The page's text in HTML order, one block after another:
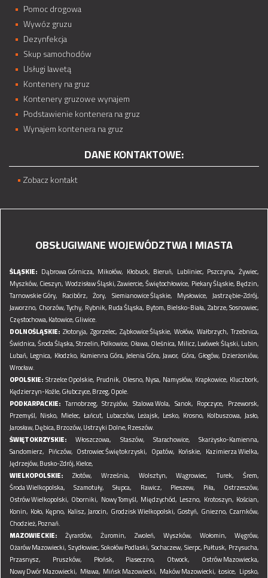
Pomoc drogowa
Wywóz gruzu
Dezynfekcja
Skup samochodów
Usługi lawetą
Kontenery na gruz
Kontenery gruzowe wynajem
Podstawienie kontenera na gruz
Wynajem kontenera na gruz
DANE KONTAKTOWE:
Zobacz kontakt
OBSŁUGIWANE WOJEWÓDZTWA I MIASTA
ŚLĄSKIE: Dąbrowa Górnicza, Mikołów, Kłobuck, Bieruń, Lubliniec, Pszczyna, Żywiec,
Myszków, Cieszyn, Wodzisław Śląski,Zawiercie,Świętochłowice, Piekary Śląskie, Będzin,
Tarnowskie Góry, Racibórz, Żory, Siemianowice Śląskie, Mysłowice, Jastrzębie-Zdrój,
Jaworzno, Chorzów,Tychy, Rybnik, Ruda Śląska, Bytom, Bielsko-Biała, Zabrze,Sosnowiec,
Częstochowa,Katowice,Gliwice.
DOLNOŚLĄSKIE: Złotoryja, Zgorzelec, Ząbkowice Śląskie, Wołów, Wałbrzych, Trzebnica,
Świdnica,Środa Śląska,Strzelin,Polkowice, Oława, Oleśnica, Milicz,Lwówek Śląski, Lubin,
Lubań, Legnica, Kłodzko, Kamienna Góra, Jelenia Góra, Jawor, Góra, Głogów, Dzierżoniów,
Wrocław.
OPOLSKIE: Strzelce Opolskie, Prudnik, Olesno, Nysa, Namysłów, Krapkowice, Kluczbork,
Kędzierzyn-Koźle,Głubczyce,Brzeg,Opole.
PODKARPACKIE: Tarnobrzeg, Strzyżów, Stalowa Wola, Sanok, Ropczyce, Przeworsk,
Przemyśl, Nisko, Mielec, Łańcut, Lubaczów, Leżajsk, Lesko, Krosno, Kolbuszowa, Jasło,
Jarosław,Dębica,Brzozów,Ustrzyki Dolne,Rzeszów.
ŚWIĘTOKRZYSKIE:
Włoszczowa, Staszów, Starachowice,
Skarżysko-Kamienna,
Sandomierz, Pińczów, Ostrowiec Świętokrzyski, Opatów, Końskie, Kazimierza Wielka,
Jędrzejów,Busko-Zdrój,Kielce,
WIELKOPOLSKIE:
Złotów, Września, Wolsztyn, Wągrowiec, Turek,
Śrem,
Środa Wielkopolska,
Szamotuły, Słupca, Rawicz, Pleszew, Piła,
Ostrzeszów,
Ostrów Wielkopolski, Oborniki, Nowy Tomyśl, Międzychód, Leszno, Krotoszyn, Kościan,
Konin, Koło, Kępno, Kalisz, Jarocin, Grodzisk Wielkopolski, Gostyń, Gniezno, Czarnków,
Chodzież,Poznań.
MAZOWIECKIE:
Żyrardów, Żuromin, Zwoleń, Wyszków, Wołomin,
Węgrów,
Ożarów Mazowiecki, Szydłowiec,Sokołów Podlaski, Sochaczew, Sierpc, Pułtusk, Przysucha,
Przasnysz,
Pruszków, Płońsk, Piaseczno, Otwock,
Ostrów Mazowiecka,
Nowy Dwór Mazowiecki, Mława, Mińsk Mazowiecki, Maków Mazowiecki, Łosice, Lipsko,